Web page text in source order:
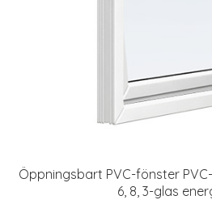
Öppningsbart PVC-fönster
6, 8, 3-glas